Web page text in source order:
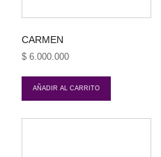
CARMEN
$ 6.000.000
AÑADIR AL CARRITO